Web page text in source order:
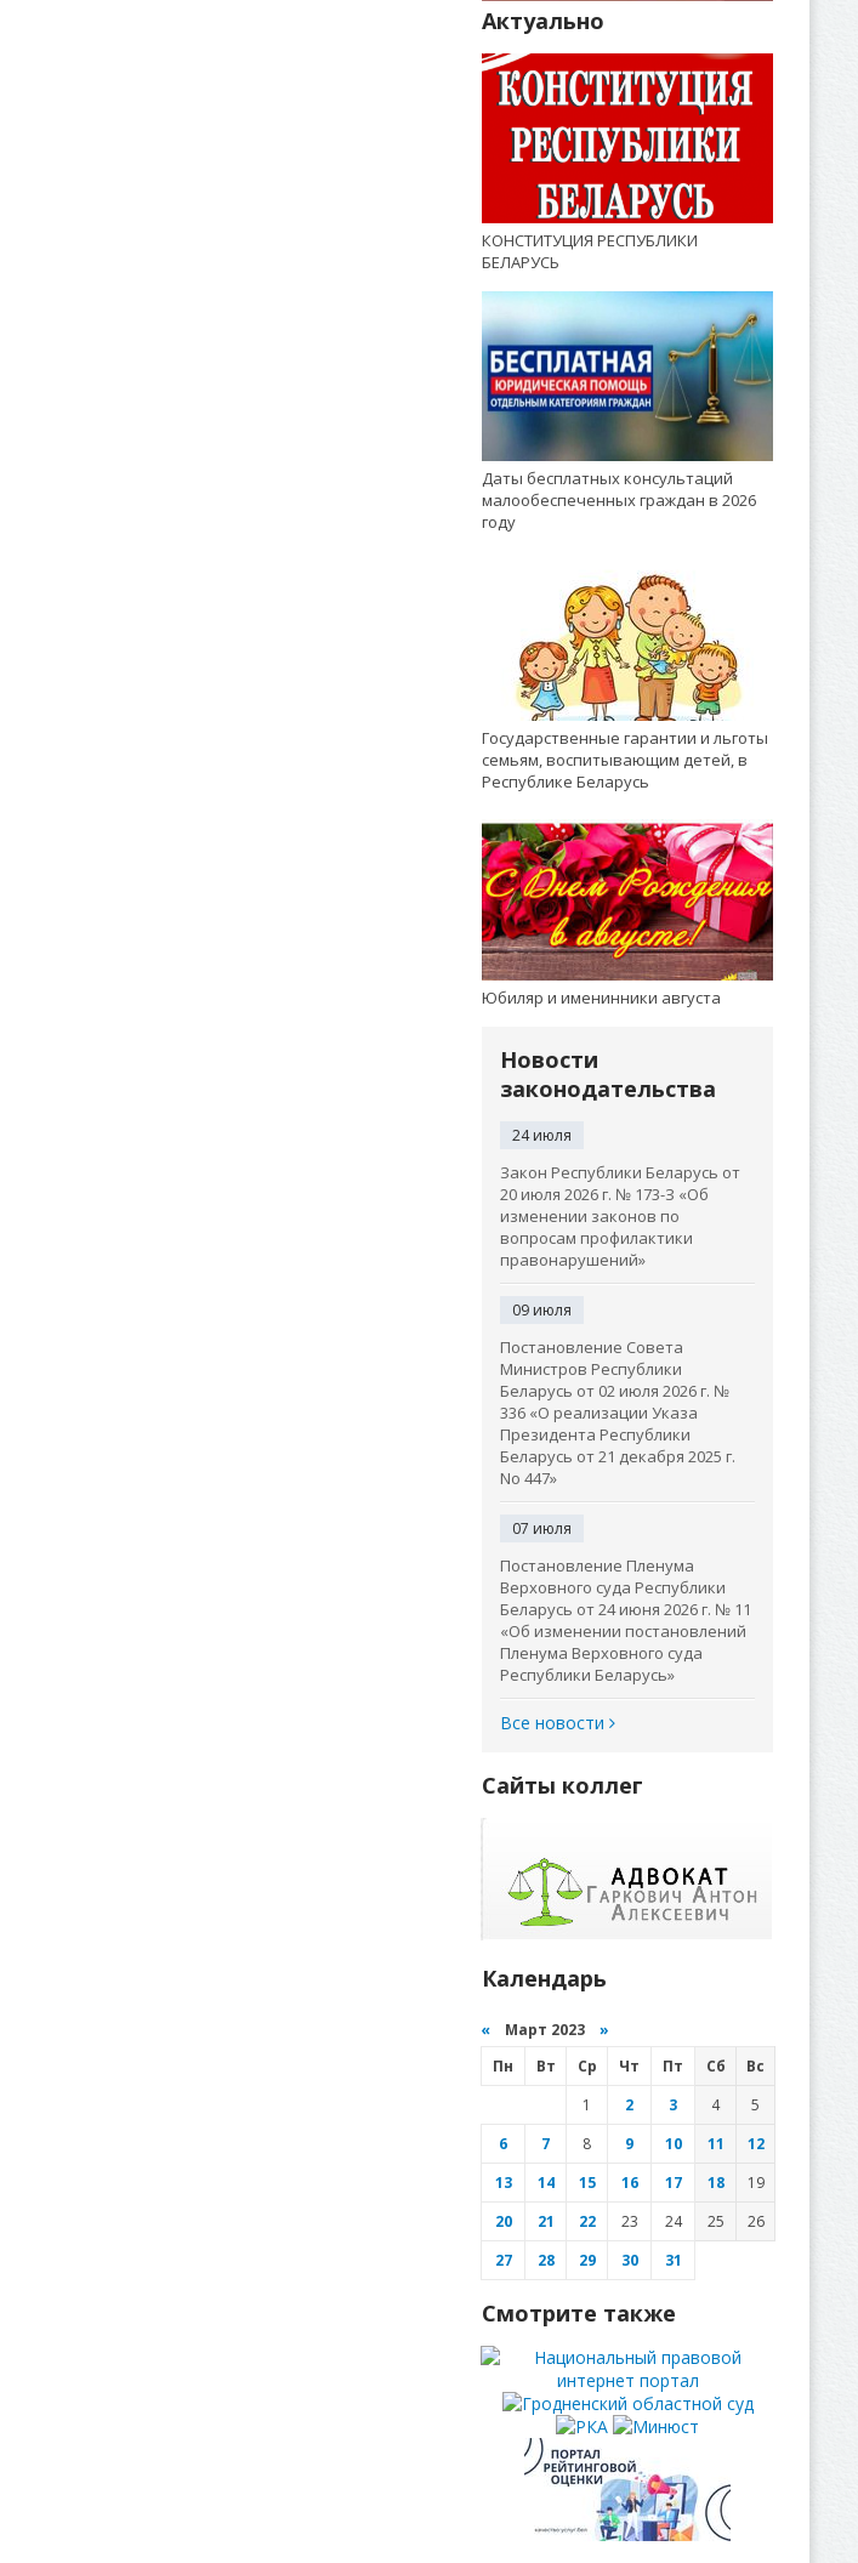
Актуально
КОНСТИТУЦИЯ РЕСПУБЛИКИ
БЕЛАРУСЬ
Даты бесплатных консультаций
малообеспеченных граждан в 2026
году
Государственные гарантии и льготы
семьям, воспитывающим детей, в
Республике Беларусь
Юбиляр и именинники августа
Новости
законодательства
24 июля
Закон Республики Беларусь от
20 июля 2026 г. № 173-З «Об
изменении законов по
вопросам профилактики
правонарушений»
09 июля
Постановление Совета
Министров Республики
Беларусь от 02 июля 2026 г. №
336 «О реализации Указа
Президента Республики
Беларусь от 21 декабря 2025 г.
No 447»
07 июля
Постановление Пленума
Верховного суда Республики
Беларусь от 24 июня 2026 г. № 11
«Об изменении постановлений
Пленума Верховного суда
Республики Беларусь»
Все новости
Сайты коллег
Календарь
« Март 2023 »
Пн
Вт Ср Чт Пт Сб
Вс
1
2 3 4
5
6
7 8 9 10 11
12
13
14 15 16 17 18
19
20
21 22 23 24 25
26
27
28 29 30 31
Смотрите также